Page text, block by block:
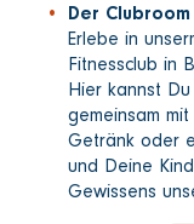
Der
Erlebe in
Fitnessclub in
Hier kannst
gemeinsam
Getränk oder
und Deine
Gewissens